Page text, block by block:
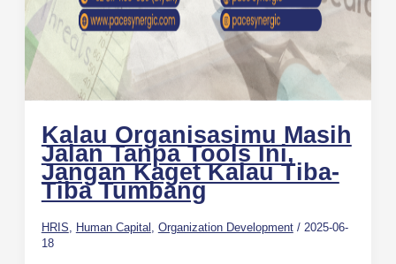
Kalau Organisasimu Masih
Jalan Tanpa Tools Ini,
Jangan Kaget Kalau Tiba-
Tiba Tumbang
HRIS Human Capital Organization Development/ 2025-06-
18